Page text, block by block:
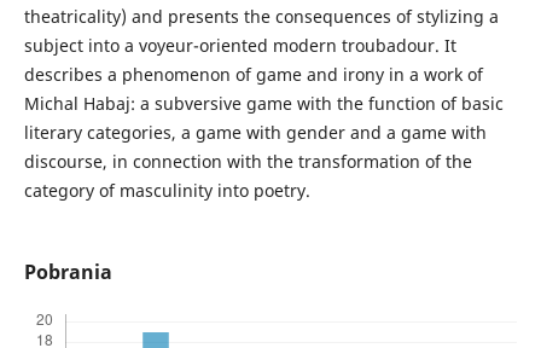
theatricality) and presents the consequences of stylizing a
subject into a voyeur-oriented modern troubadour. It
describes a phenomenon of game and irony in a work of
Michal Habaj: a subversive game with the function of basic
literary categories, a game with gender and a game with
discourse, in connection with the transformation of the
category of masculinity into poetry.
Pobrania